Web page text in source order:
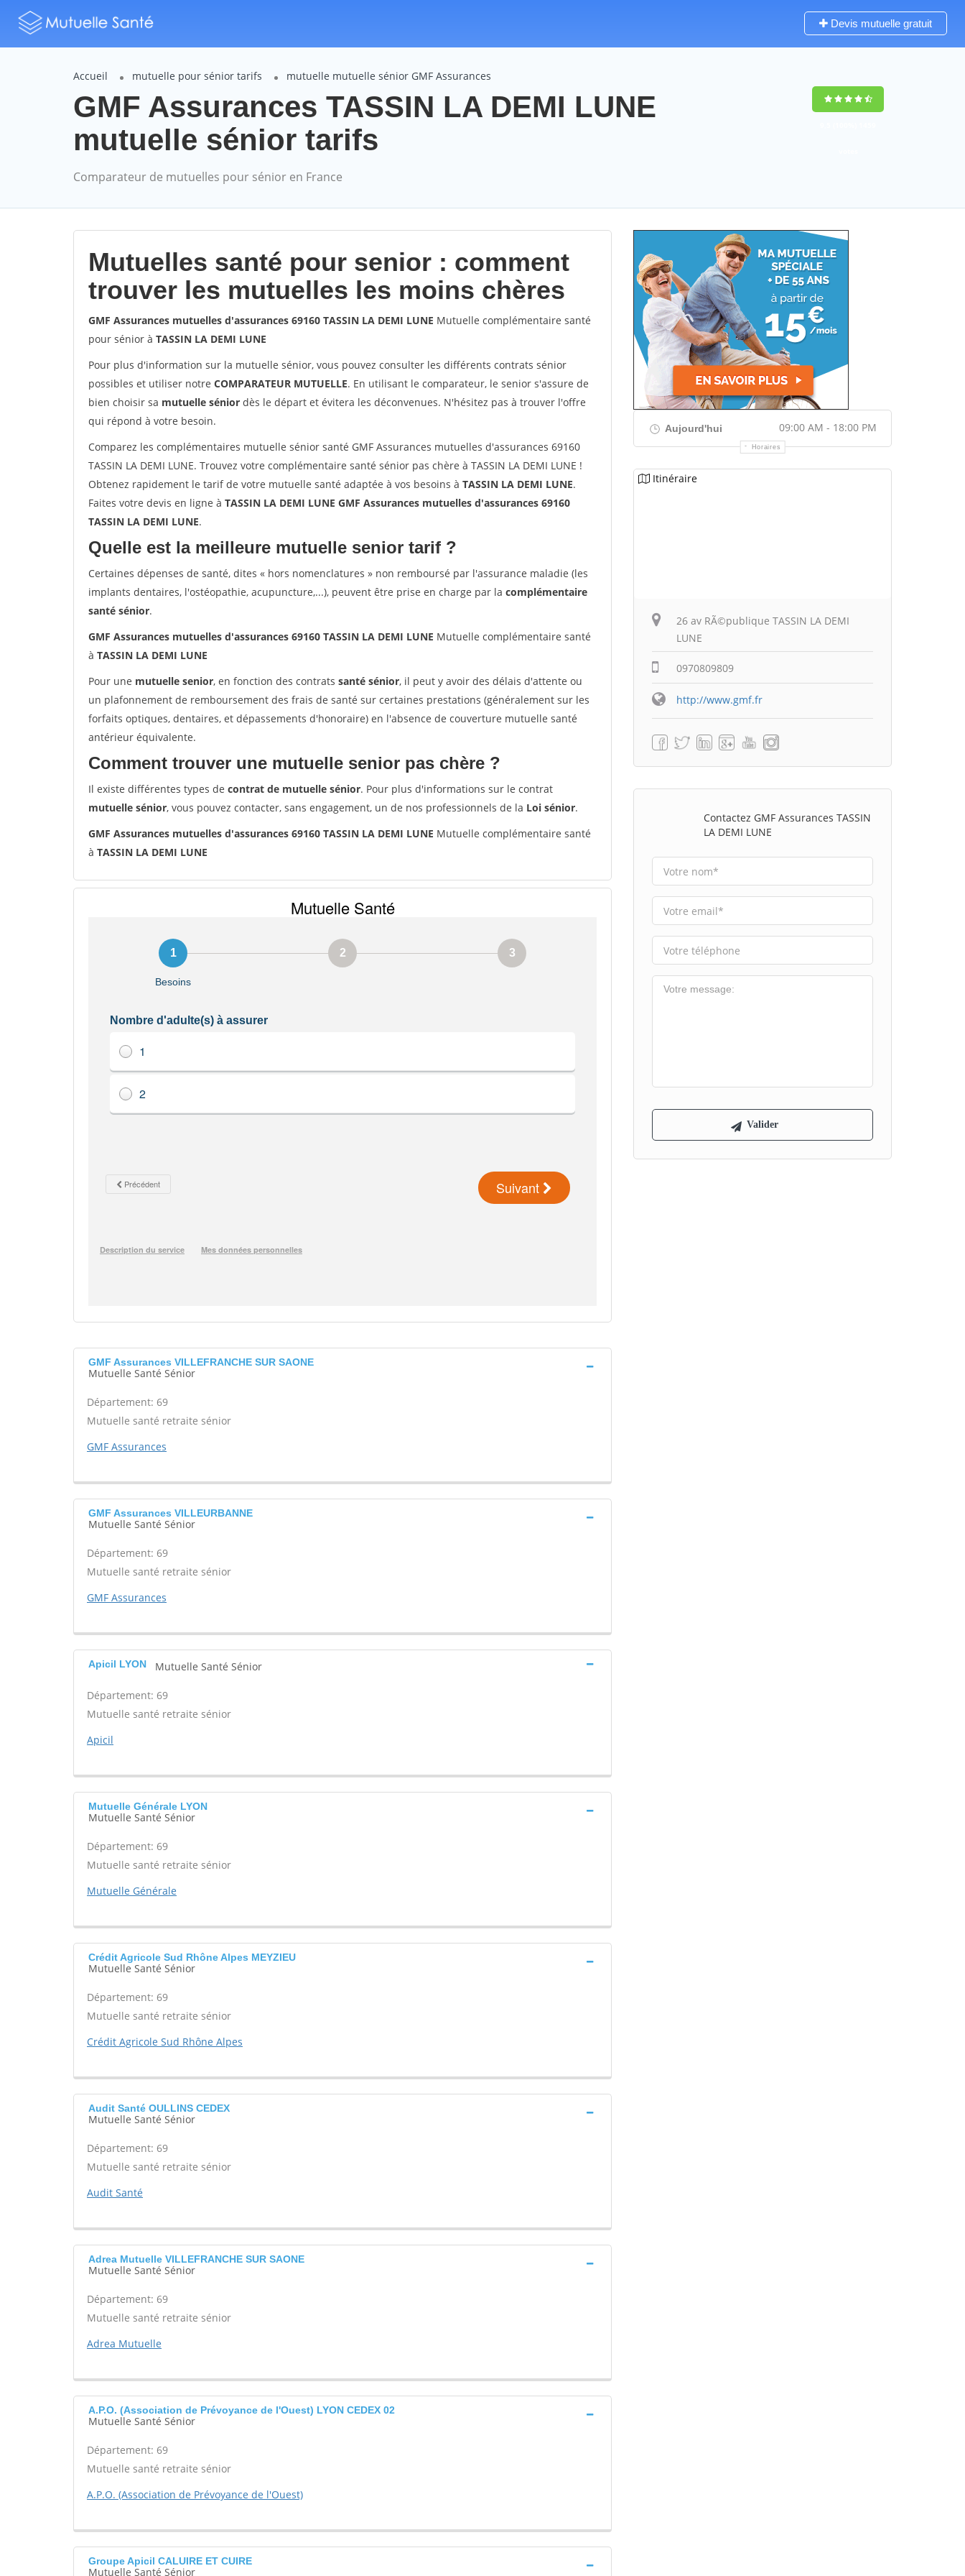
Devis mutuelle gratuit
Accueil mutuelle pour sénior tarifs mutuelle mutuelle sénior GMF Assurances
GMF Assurances TASSIN LA DEMI LUNE
mutuelle sénior tarifs
Comparateur de mutuelles pour sénior en France
Mutuelles santé pour senior : comment
trouver les mutuelles les moins chères
GMF Assurances mutuelles d'assurances 69160 TASSIN LA DEMI LUNE Mutuelle complémentaire santé
pour sénior à TASSIN LA DEMI LUNE
Pour plus d'information sur la mutuelle sénior, vous pouvez consulter les différents contrats sénior
possibles et utiliser notre COMPARATEUR MUTUELLE. En utilisant le comparateur, le senior s'assure de
bien choisir sa mutuelle sénior dès le départ et évitera les déconvenues. N'hésitez pas à trouver l'offre
qui répond à votre besoin.
Comparez les complémentaires mutuelle sénior santé GMF Assurances mutuelles d'assurances 69160
TASSIN LA DEMI LUNE. Trouvez votre complémentaire santé sénior pas chère à TASSIN LA DEMI LUNE !
Obtenez rapidement le tarif de votre mutuelle santé adaptée à vos besoins à TASSIN LA DEMI LUNE.
Faites votre devis en ligne à TASSIN LA DEMI LUNE GMF Assurances mutuelles d'assurances 69160
TASSIN LA DEMI LUNE.
Quelle est la meilleure mutuelle senior tarif ?
Certaines dépenses de santé, dites « hors nomenclatures » non remboursé par l'assurance maladie (les
implants dentaires, l'ostéopathie, acupuncture,...), peuvent être prise en charge par la complémentaire
santé sénior.
GMF Assurances mutuelles d'assurances 69160 TASSIN LA DEMI LUNE Mutuelle complémentaire santé
à TASSIN LA DEMI LUNE
Pour une mutuelle senior, en fonction des contrats santé sénior, il peut y avoir des délais d'attente ou
un plafonnement de remboursement des frais de santé sur certaines prestations (généralement sur les
forfaits optiques, dentaires, et dépassements d'honoraire) en l'absence de couverture mutuelle santé
antérieur équivalente.
Comment trouver une mutuelle senior pas chère ?
Il existe différentes types de contrat de mutuelle sénior. Pour plus d'informations sur le contrat
mutuelle sénior, vous pouvez contacter, sans engagement, un de nos professionnels de la Loi sénior.
GMF Assurances mutuelles d'assurances 69160 TASSIN LA DEMI LUNE Mutuelle complémentaire santé
à TASSIN LA DEMI LUNE
GMF Assurances VILLEFRANCHE SUR SAONE
Mutuelle Santé Sénior
Département: 69
Mutuelle santé retraite sénior
GMF Assurances
GMF Assurances VILLEURBANNE
Mutuelle Santé Sénior
Département: 69
Mutuelle santé retraite sénior
GMF Assurances
Apicil LYON Mutuelle Santé Sénior
Département: 69
Mutuelle santé retraite sénior
Apicil
Mutuelle Générale LYON
Mutuelle Santé Sénior
Département: 69
Mutuelle santé retraite sénior
Mutuelle Générale
Crédit Agricole Sud Rhône Alpes MEYZIEU
Mutuelle Santé Sénior
Département: 69
Mutuelle santé retraite sénior
Crédit Agricole Sud Rhône Alpes
Audit Santé OULLINS CEDEX
Mutuelle Santé Sénior
Département: 69
Mutuelle santé retraite sénior
Audit Santé
Adrea Mutuelle VILLEFRANCHE SUR SAONE
Mutuelle Santé Sénior
Département: 69
Mutuelle santé retraite sénior
Adrea Mutuelle
A.P.O. (Association de Prévoyance de l'Ouest) LYON CEDEX 02
Mutuelle Santé Sénior
Département: 69
Mutuelle santé retraite sénior
A.P.O. (Association de Prévoyance de l'Ouest)
Groupe Apicil CALUIRE ET CUIRE
Mutuelle Santé Sénior
Aujourd'hui 09:00 AM - 18:00 PM
Horaires
Itinéraire
26 av RÃ©publique TASSIN LA DEMI
LUNE
0970809809
http://www.gmf.fr
Contactez GMF Assurances TASSIN
LA DEMI LUNE